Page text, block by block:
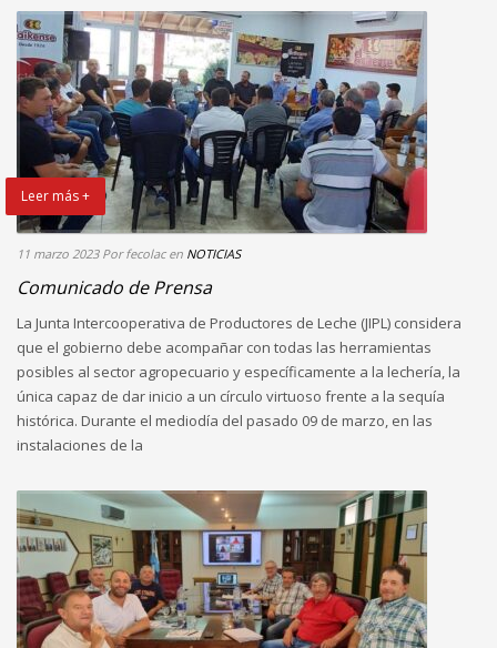
Leer más +
11 marzo 2023 Por fecolac en NOTICIAS
Comunicado de Prensa
La Junta Intercooperativa de Productores de Leche (JIPL) considera
que el gobierno debe acompañar con todas las herramientas
posibles al sector agropecuario y específicamente a la lechería, la
única capaz de dar inicio a un círculo virtuoso frente a la sequía
histórica. Durante el mediodía del pasado 09 de marzo, en las
instalaciones de la